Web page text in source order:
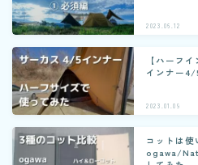
2023.06.12
【ハーフ
インナー4/
2023.01.09
コットは使
ogawa/